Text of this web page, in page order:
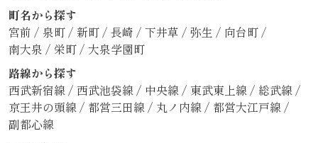
町名から探す
宮前 / 泉町/ 新町/ 長崎 / 下井草 / 弥生 / 向台町/
南大泉 / 栄町/ 大泉学園町
路線から探す
西武新宿線/ 西武池袋線/ 中央線/ 東武東上線/ 総武線/
京王井の頭線/ 都営三田線/ 丸ノ内線/ 都営大江戸線/
副都心線